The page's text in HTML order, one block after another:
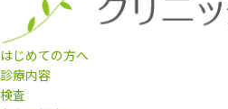
はじめての方へ
診療内容
検査